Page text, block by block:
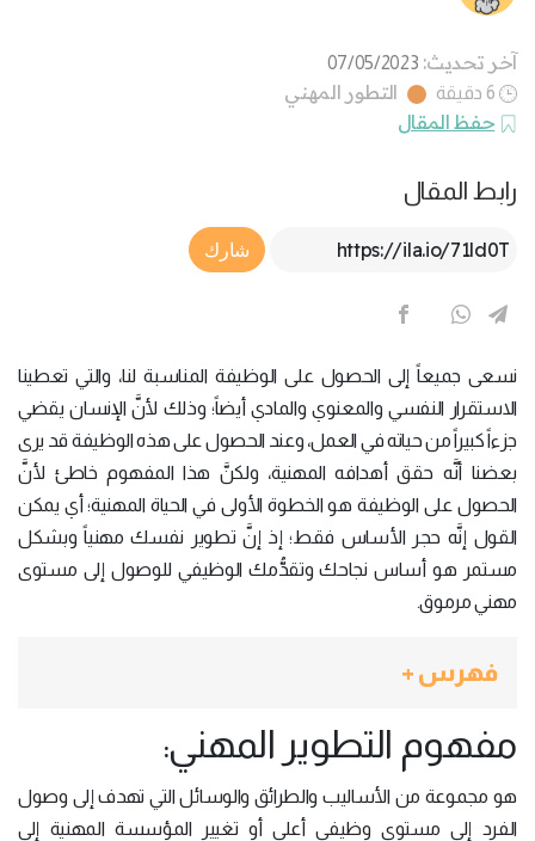
آخر تحديث: 07/05/2023
6 دقيقة
التطور المهني
حفظ المقال
رابط المقال
Article Link
شارك
نسعى جميعاً إلى الحصول على الوظيفة المناسبة لنا، والتي تعطينا
الاستقرار النفسي والمعنوي والمادي أيضاً؛ وذلك لأنَّ الإنسان يقضي
جزءاً كبيراً من حياته في العمل، وعند الحصول على هذه الوظيفة قد يرى
بعضنا أنَّه حقق أهدافه المهنية، ولكنَّ هذا المفهوم خاطئ لأنَّ
الحصول على الوظيفة هو الخطوة الأولى في الحياة المهنية؛ أي يمكن
القول إنَّه حجر الأساس فقط؛ إذ إنَّ تطوير نفسك مهنياً وبشكل
مستمر هو أساس نجاحك وتقدُّمك الوظيفي للوصول إلى مستوى
مهني مرموق.
فهرس +
مفهوم التطوير المهني:
هو مجموعة من الأساليب والطرائق والوسائل التي تهدف إلى وصول
الفرد إلى مستوى وظيفي أعلى أو تغيير المؤسسة المهنية إلى